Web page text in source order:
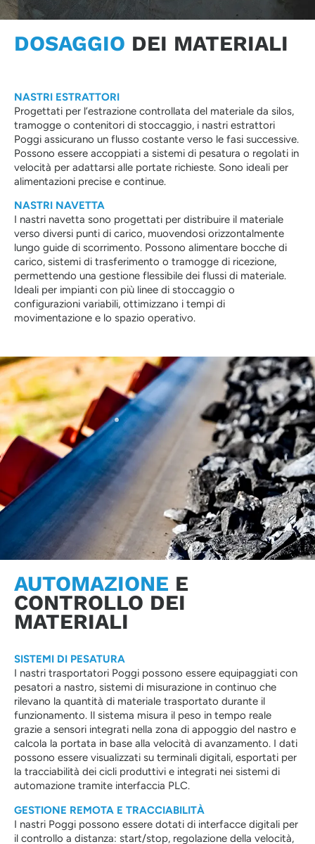
DOSAGGIO DEI MATERIALI
NASTRI ESTRATTORI
Progettati per l’estrazione controllata del materiale da silos,
tramogge o contenitori di stoccaggio, i nastri estrattori
Poggi assicurano un flusso costante verso le fasi successive.
Possono essere accoppiati a sistemi di pesatura o regolati in
velocità per adattarsi alle portate richieste. Sono ideali per
alimentazioni precise e continue.
NASTRI NAVETTA
I nastri navetta sono progettati per distribuire il materiale
verso diversi punti di carico, muovendosi orizzontalmente
lungo guide di scorrimento. Possono alimentare bocche di
carico, sistemi di trasferimento o tramogge di ricezione,
permettendo una gestione flessibile dei flussi di materiale.
Ideali per impianti con più linee di stoccaggio o
configurazioni variabili, ottimizzano i tempi di
movimentazione e lo spazio operativo.
AUTOMAZIONE E
CONTROLLO DEI
MATERIALI
SISTEMI DI PESATURA
I nastri trasportatori Poggi possono essere equipaggiati con
pesatori a nastro, sistemi di misurazione in continuo che
rilevano la quantità di materiale trasportato durante il
funzionamento. Il sistema misura il peso in tempo reale
grazie a sensori integrati nella zona di appoggio del nastro e
calcola la portata in base alla velocità di avanzamento. I dati
possono essere visualizzati su terminali digitali, esportati per
la tracciabilità dei cicli produttivi e integrati nei sistemi di
automazione tramite interfaccia PLC.
GESTIONE REMOTA E TRACCIABILITÀ
I nastri Poggi possono essere dotati di interfacce digitali per
il controllo a distanza: start/stop, regolazione della velocità,